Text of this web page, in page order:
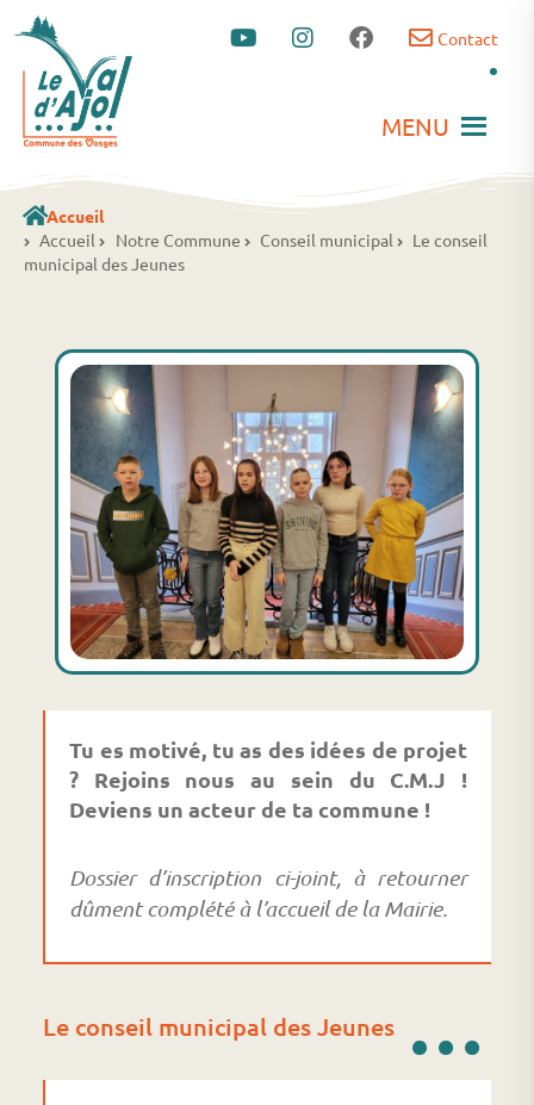
Contact
MENU
Accueil
Accueil
Notre Commune Conseil municipal
Le conseil
municipal des Jeunes
Tu es motivé, tu as des idées de projet
? Rejoins nous au sein du C.M.J !
Deviens un acteur de ta commune !
Dossier d’inscription ci-joint, à retourner
dûment complété à l’accueilde la Mairie.
Le conseil municipal des Jeunes ...